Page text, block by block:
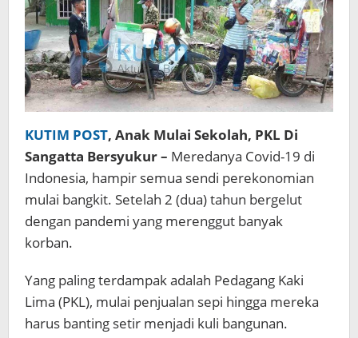
KUTIM POST, Anak Mulai Sekolah, PKL Di
Sangatta Bersyukur – Meredanya Covid-19 di
Indonesia, hampir semua sendi perekonomian
mulai bangkit. Setelah 2 (dua) tahun bergelut
dengan pandemi yang merenggut banyak
korban.
Yang paling terdampak adalah Pedagang Kaki
Lima (PKL), mulai penjualan sepi hingga mereka
harus banting setir menjadi kuli bangunan.